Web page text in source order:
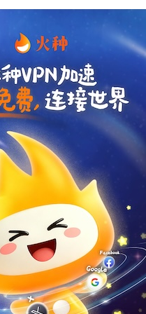
支持 [0] 反对[0]
支持[0] 反对
支持[0] 反对[0]